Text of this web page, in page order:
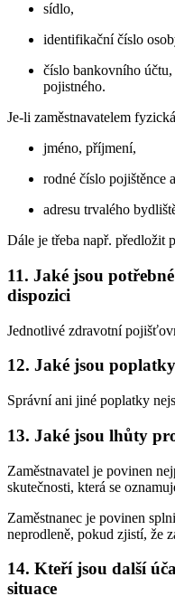
sídlo,
identifikační číslo
číslo bankovního
pojistného.
Je-li zaměstnavatelem
jméno, příjmení,
rodné číslo pojištěnce a
adresu trvalého
Dále je třeba např. předložit
11. Jaké jsou
dispozici
Jednotlivé zdravotní
12. Jaké jsou
Správní ani jiné poplatky
13. Jaké jsou lhůty
Zaměstnavatel je povinen
skutečnosti, která se
Zaměstnanec je povinen
neprodleně, pokud zjistí, že
14. Kteří jsou další
situace